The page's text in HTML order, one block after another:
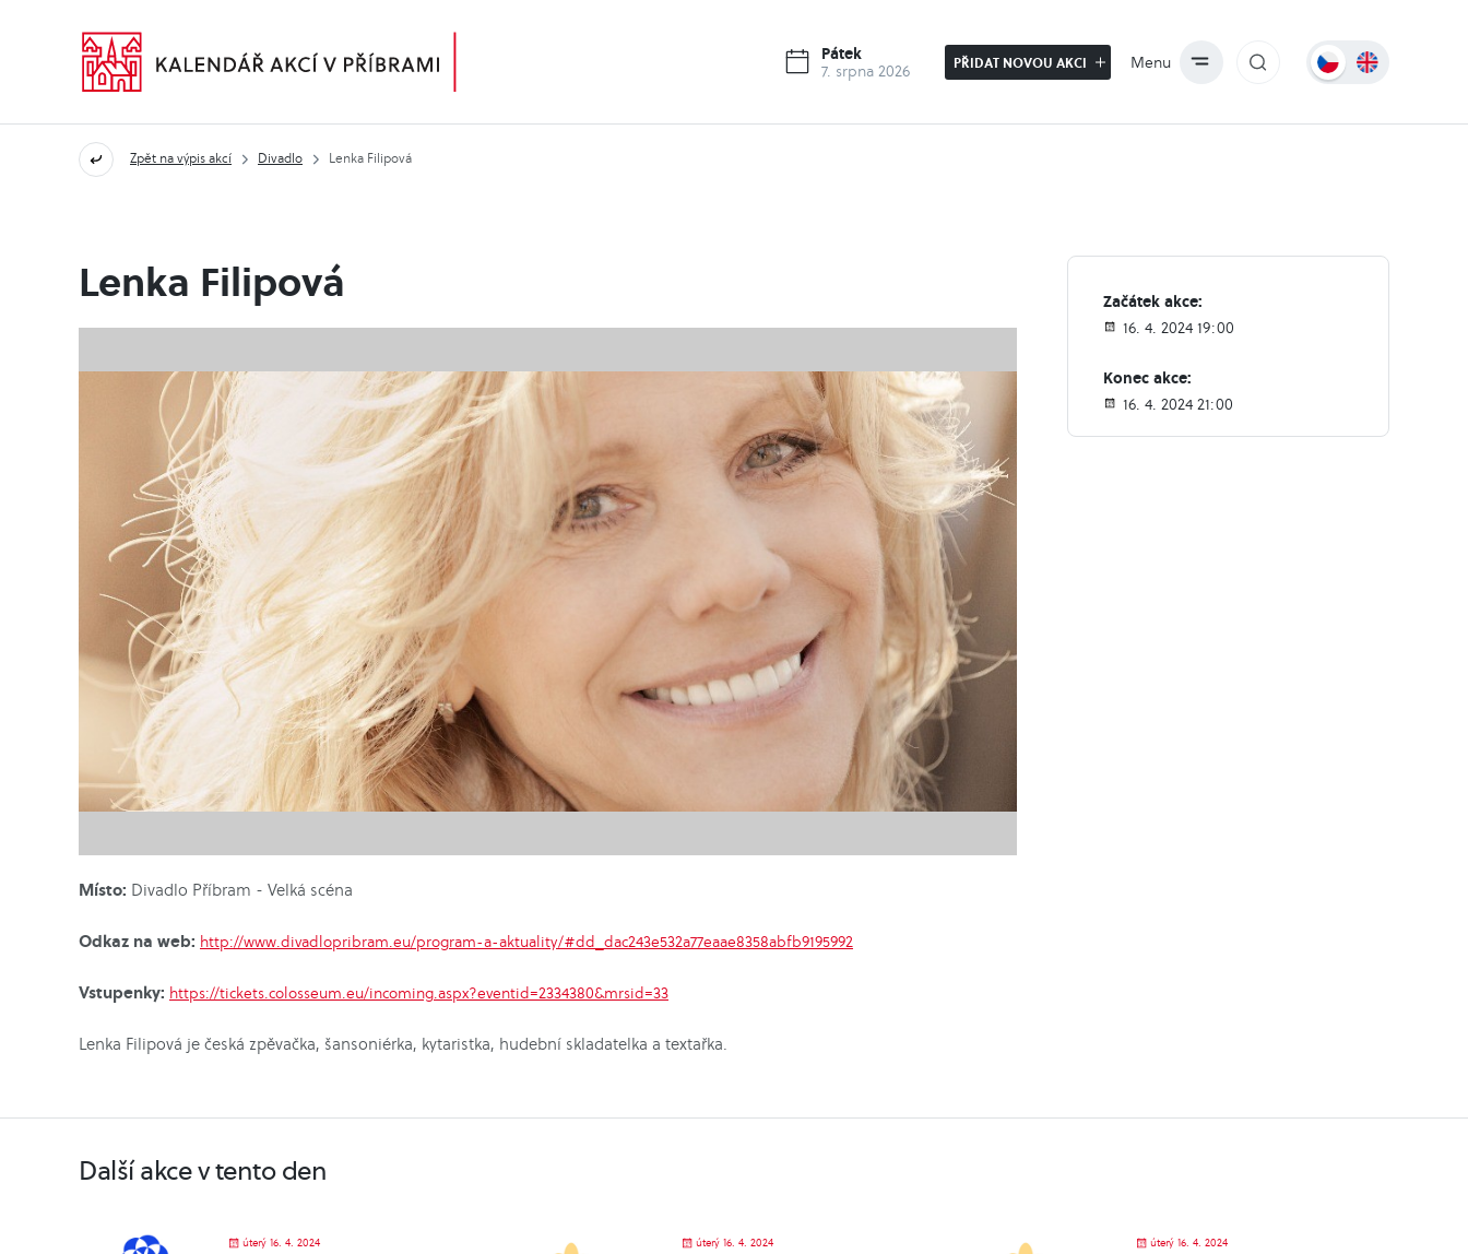
Pátek
7. srpna 2026 PŘIDAT NOVOU AKCI Menu
Zpět na výpis akcí Divadlo Lenka Filipová
Lenka Filipová
Místo: Divadlo Příbram - Velká scéna
Odkaz na web: http://www.divadlopribram.eu/program-a-aktuality/#dd_dac243e532a77eaae8358abfb9195992
Vstupenky: https://tickets.colosseum.eu/incoming.aspx?eventid=2334380&mrsid=33
Lenka Filipová je česká zpěvačka, šansoniérka, kytaristka, hudební skladatelka a textařka.
Začátek akce:
16. 4. 2024 19:00
Konec akce:
16. 4. 2024 21:00
Další akce v tento den
úterý 16. 4. 2024 úterý 16. 4. 2024 úterý 16. 4. 2024